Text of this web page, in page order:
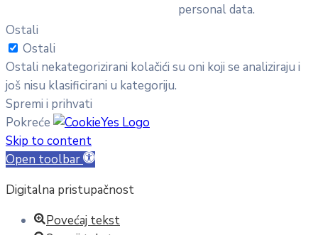
personal data.
Ostali
Ostali
Ostali nekategorizirani kolačići su oni koji se analiziraju i
još nisu klasificirani u kategoriju.
Spremi i prihvati
Pokreće
Skip to content
Open toolbar
Digitalna pristupačnost
Povećaj tekst